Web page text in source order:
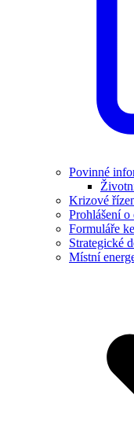
Povinné
Krizové
Prohlášení o
Formuláře
Strategické
Místní